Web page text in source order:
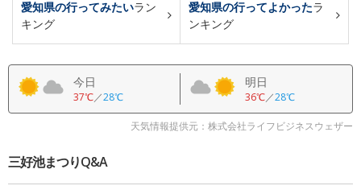
愛知県の行ってみたいラン
キング
愛知県の行ってよかったラ
ンキング
今日
37℃／28℃
明日
36℃／28℃
天気情報提供元：株式会社ライフビジネスウェザー
三好池まつりQ&A